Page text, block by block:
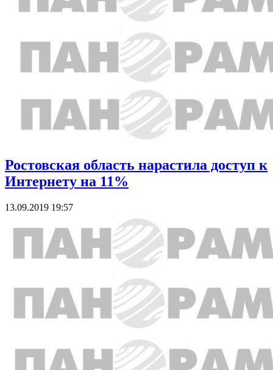
Ростовская область нарастила доступ к
Интернету на 11%
13.09.2019 19:57